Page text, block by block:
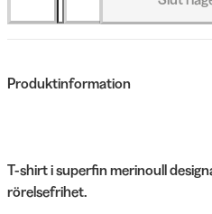
Produktinformation
T-shirt i superfin merinoull
rörelsefrihet.